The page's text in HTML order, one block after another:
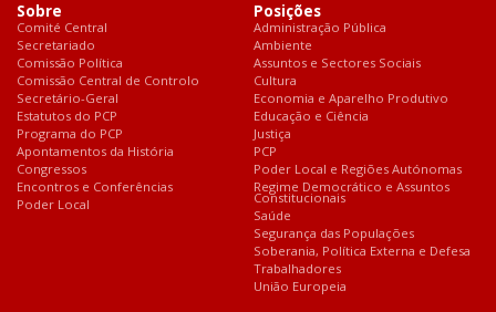
Sobre
Comité Central
Secretariado
Comissão Política
Comissão Central de Controlo
Secretário-Geral
Estatutos do PCP
Programa do PCP
Apontamentos da História
Congressos
Encontros e Conferências
Poder Local
Posições
Administração Pública
Ambiente
Assuntos e Sectores Sociais
Cultura
Economia e Aparelho Produtivo
Educação e Ciência
Justiça
PCP
Poder Local e Regiões Autónomas
Regime Democrático e Assuntos
Constitucionais
Saúde
Segurança das Populações
Soberania, Política Externa e Defesa
Trabalhadores
União Europeia